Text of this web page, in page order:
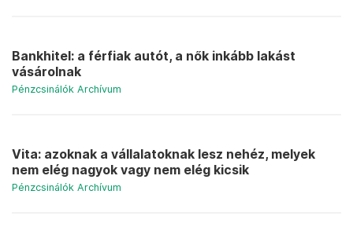
Bankhitel: a férfiak autót, a nők inkább lakást
vásárolnak
Pénzcsinálók Archívum
Vita: azoknak a vállalatoknak lesz nehéz, melyek
nem elég nagyok vagy nem elég kicsik
Pénzcsinálók Archívum